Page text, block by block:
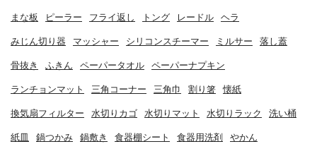
まな板 ピーラー フライ返し トング レードル ヘラ
みじん切り器 マッシャー シリコンスチーマー ミルサー 落し蓋
骨抜き ふきん ペーパータオル ペーパーナプキン
ランチョンマット 三角コーナー 三角巾 割り箸 懐紙
換気扇フィルター 水切りカゴ 水切りマット 水切りラック 洗い桶
紙皿 鍋つかみ 鍋敷き 食器棚シート 食器用洗剤 やかん